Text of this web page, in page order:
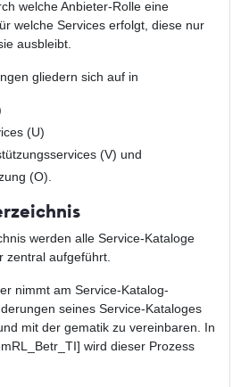
welche Anbieter-Rolle eine
welche Services erfolgt, diese nur
ausbleibt.
gliedern sich auf in
(U)
(V) und
(O).
werden alle Service-Kataloge
zentral aufgeführt.
nimmt am Service-Katalog-
seines Service-Kataloges
mit der gematik zu vereinbaren. In
wird dieser Prozess